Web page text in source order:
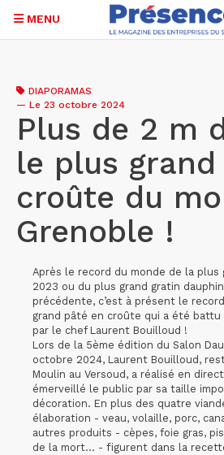
contenu
principal
MENU
DIAPORAMAS
— Le 23 octobre 2024
Plus de 2 m
le plus
croûte du
Grenoble !
Après le record du monde de la
2023 ou du plus grand gratin
précédente, c’est à présent le
grand pâté en croûte qui a été battu
par le chef Laurent Bouilloud !
Lors de la 5ème édition du Salon
octobre 2024, Laurent Bouilloud,
Moulin au Versoud, a réalisé en
émerveillé le public par sa taille
décoration. En plus des quatre
élaboration - veau, volaille, porc,
autres produits - cèpes, foie gras,
de la mort… - figurent dans la